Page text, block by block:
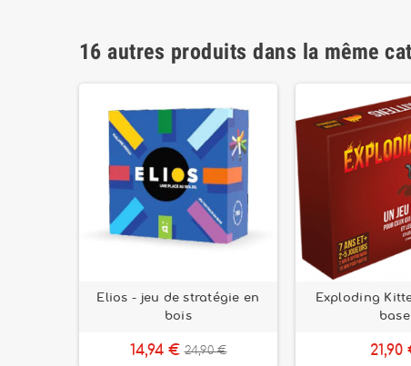
16 autres produits dans la même
Elios - jeu de stratégie en
bois
14,94 € 24,90 €
Exploding
base
21,90